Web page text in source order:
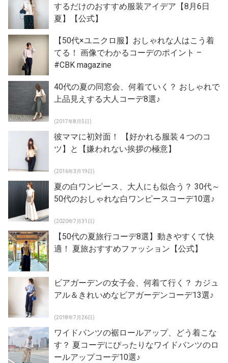
するだけのおすすめ服装アイデア【8月6日
夏】【公式】
【50代×ユニクロ服】おしゃれな人はこう着
てる！ 画像でわかるコーデのポイント –
#CBK magazine
40代の夏の同窓会、何着ていく？ おしゃれで
上品見えする大人コーデ8選♪
(2017年8月5日)
彼ママに初対面！ 【好かれる服装４つのコ
ツ】と【嫌われない挨拶の極意】
(2016年3月19日)
夏の白ワンピース、大人にも似合う？ 30代～
50代のおしゃれな白ワンピースコーデ10選♪
(2020年7月31日)
【50代の夏旅行コーデ8選】動きやすくて快
適！ 夏旅おすすめファッション【公式】
ビアガーデンの女子会、何着て行く？ カジュ
アル＆きれいめなビアガーデンコーデ13選♪
(2018年7月26日)
ワイドパンツの裾ロールアップ、どう着こな
す？ 夏コーデにぴったりなワイドパンツのロ
ールアップコーデ10選♪